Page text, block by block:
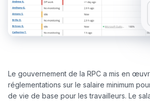
Le gouvernement de la RPC a mis en
réglementations sur le salaire minimum
de vie de base pour les travailleurs. Le